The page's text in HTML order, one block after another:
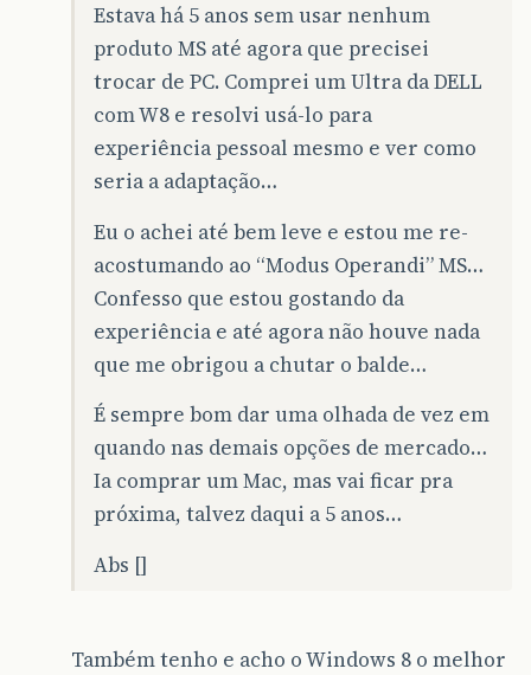
Estava há 5 anos sem usar nenhum
produto MS até agora que precisei
trocar de PC. Comprei um Ultra da DELL
com W8 e resolvi usá-lo para
experiência pessoal mesmo e ver como
seria a adaptação…
Eu o achei até bem leve e estou me re-
acostumando ao “Modus Operandi” MS…
Confesso que estou gostando da
experiência e até agora não houve nada
que me obrigou a chutar o balde…
É sempre bom dar uma olhada de vez em
quando nas demais opções de mercado…
Ia comprar um Mac, mas vai ficar pra
próxima, talvez daqui a 5 anos…
Abs []
Também tenho e acho o Windows 8 o melhor